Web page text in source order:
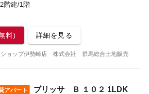
階建/1階
料) 詳細を見る
ショップ伊勢崎店 株式会社 群馬総合土地販売
アパート ブリッサ Ｂ １０２ 1LDK